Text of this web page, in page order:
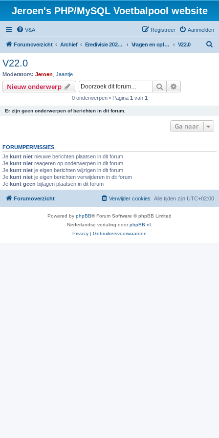
Jeroen's PHP/MySQL Voetbalpool website
V&A Aanmelden
Registreer
Forumoverzicht Archief Eredivisie 2022/2023 voetbalpool Vragen en oplossingen V22.0
V22.0
Moderators: Jeroen Jaantje
Nieuw onderwerp Zoek
0 onderwerpen • Pagina 1 van 1
Er zijn geen onderwerpen of berichten in dit forum.
Ga naar
FORUMPERMISSIES
Je kunt niet nieuwe berichten plaatsen in dit forum
Je kunt niet reageren op onderwerpen in dit forum
Je kunt niet je eigen berichten wijzigen in dit forum
Je kunt niet je eigen berichten verwijderen in dit forum
Je kunt geen bijlagen plaatsen in dit forum
Forumoverzicht Alle tijden zijn UTC+02:00
Verwijder cookies
Powered by phpBB® Forum Software © phpBB Limited
Nederlandse vertaling doorphpBB.nl
Privacy | Gebruikersvoorwaarden